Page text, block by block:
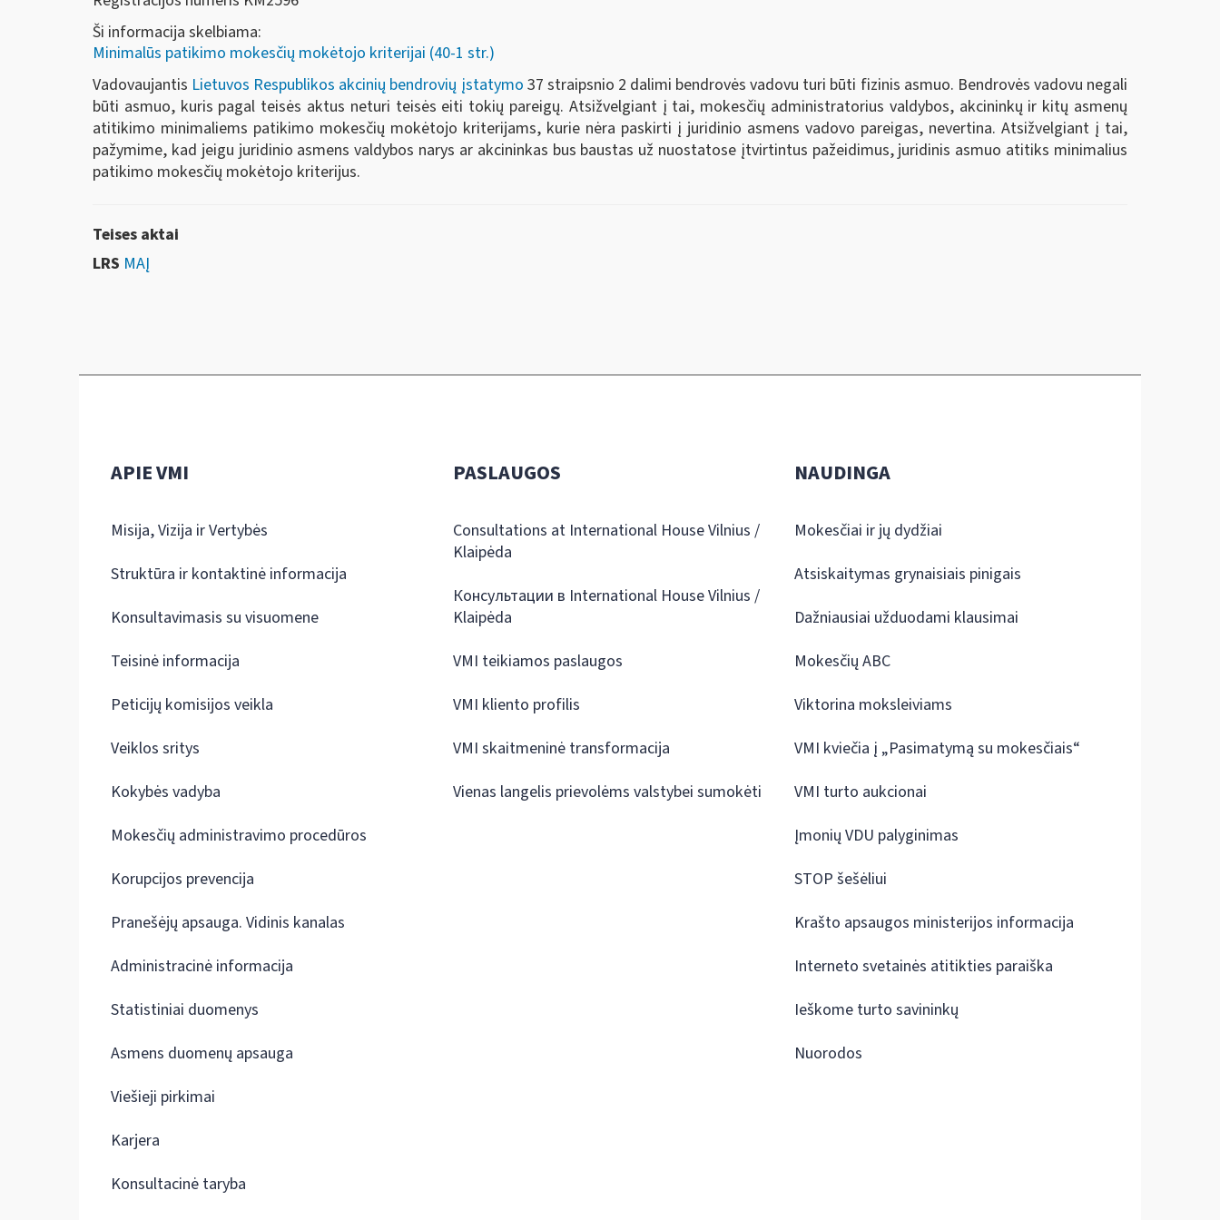
Ši informacija skelbiama:
Minimalūs patikimo mokesčių mokėtojo kriterijai (40-1 str.)
Vadovaujantis Lietuvos Respublikos akcinių bendrovių įstatymo 37 straipsnio 2 dalimi bendrovės vadovu turi būti fizinis asmuo. Bendrovės vadovu negali
būti asmuo, kuris pagal teisės aktus neturi teisės eiti tokių pareigų. Atsižvelgiant į tai, mokesčių administratorius valdybos, akcininkų ir kitų asmenų
atitikimo minimaliems patikimo mokesčių mokėtojo kriterijams, kurie nėra paskirti į juridinio asmens vadovo pareigas, nevertina. Atsižvelgiant į tai,
pažymime, kad jeigu juridinio asmens valdybos narys ar akcininkas bus baustas už nuostatose įtvirtintus pažeidimus, juridinis asmuo atitiks minimalius
patikimo mokesčių mokėtojo kriterijus.
Teises aktai
LRS MAĮ
APIE VMI
Misija, Vizija ir Vertybės
Struktūra ir kontaktinė informacija
Konsultavimasis su visuomene
Teisinė informacija
Peticijų komisijos veikla
Veiklos sritys
Kokybės vadyba
Mokesčių administravimo procedūros
Korupcijos prevencija
Pranešėjų apsauga. Vidinis kanalas
Administracinė informacija
Statistiniai duomenys
Asmens duomenų apsauga
Viešieji pirkimai
Karjera
Konsultacinė taryba
PASLAUGOS
Consultations at International House Vilnius /
Klaipėda
Консультации в International House Vilnius /
Klaipėda
VMI teikiamos paslaugos
VMI kliento profilis
VMI skaitmeninė transformacija
Vienas langelis prievolėms valstybei sumokėti
NAUDINGA
Mokesčiai ir jų dydžiai
Atsiskaitymas grynaisiais pinigais
Dažniausiai užduodami klausimai
Mokesčių ABC
Viktorina moksleiviams
VMI kviečia į „Pasimatymą su mokesčiais“
VMI turto aukcionai
Įmonių VDU palyginimas
STOP šešėliui
Krašto apsaugos ministerijos informacija
Interneto svetainės atitikties paraiška
Ieškome turto savininkų
Nuorodos